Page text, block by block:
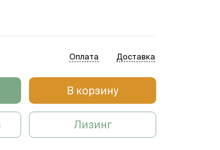
Оплата Доставка
В корзину
Лизинг